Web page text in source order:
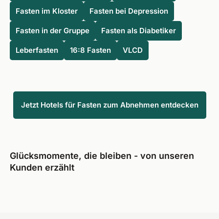
Fasten im Kloster Fasten bei Depression
Fasten in der Gruppe Fasten als Diabetiker
Leberfasten 16:8 Fasten VLCD
Jetzt Hotels für Fasten zum Abnehmen entdecken
Glücksmomente, die bleiben - von unseren
Kunden erzählt